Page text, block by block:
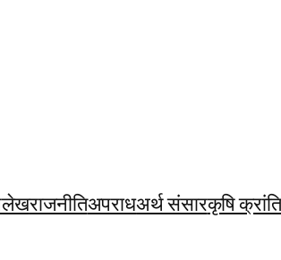
राजनीतिअपराधअर्थ संसारकृषि क्रांति